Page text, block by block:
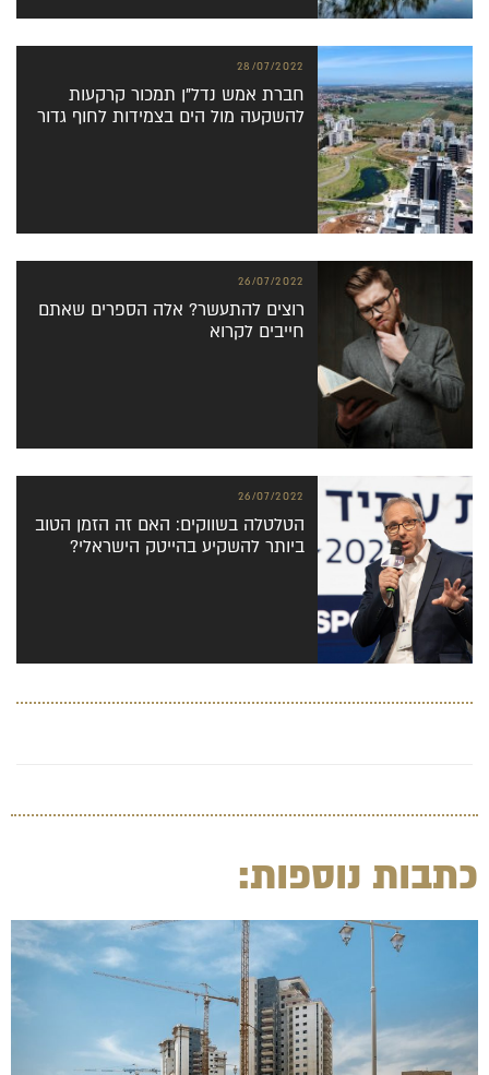
חברת אמש נדל”ן תמכור קרקעות
להשקעה מול הים בצמידות לחוף גדור
28/07/2022
רוצים להתעשר? אלה הספרים שאתם
חייבים לקרוא
26/07/2022
הטלטלה בשווקים: האם זה הזמן הטוב
ביותר להשקיע בהייטק הישראלי?
26/07/2022
כתבות נוספות: